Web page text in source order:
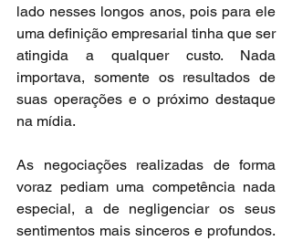
lado nesses longos anos, pois para ele
uma definição empresarial tinha que ser
atingida a qualquer custo. Nada
importava, somente os resultados de
suas operações e o próximo destaque
na mídia.
As negociações realizadas de forma
voraz pediam uma competência nada
especial, a de negligenciar os seus
sentimentos mais sinceros e profundos.